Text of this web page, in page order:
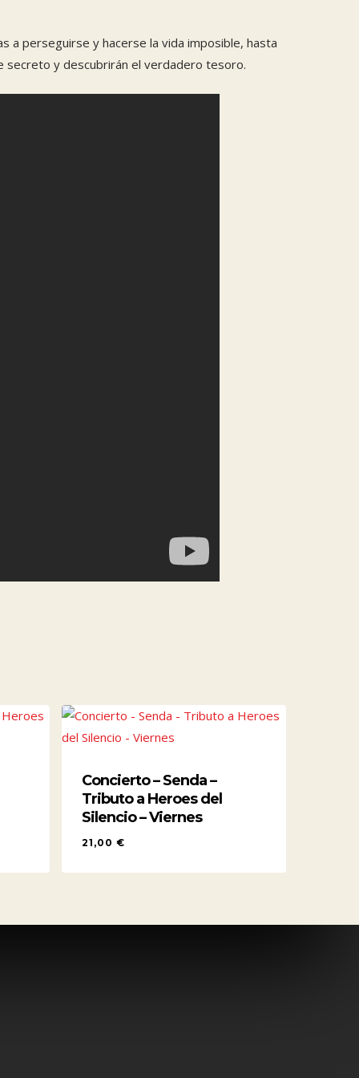
a perseguirse y hacerse la vida imposible, hasta
secreto y descubrirán el verdadero tesoro.
Concierto – Senda –
Tributo a Heroes del
Silencio – Viernes
21,00€